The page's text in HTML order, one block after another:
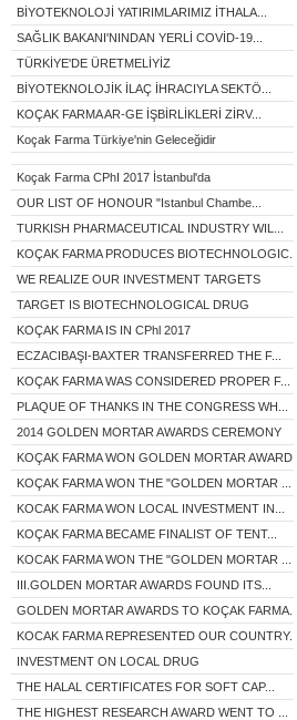
BİYOTEKNOLOJİ YATIRIMLARIMIZ İTHALA...
SAĞLIK BAKANI'NINDAN YERLİ COVİD-19...
TÜRKİYE'DE ÜRETMELİYİZ
BİYOTEKNOLOJİK İLAÇ İHRACIYLA SEKTÖ...
KOÇAK FARMA AR-GE İŞBİRLİKLERİ ZİRV...
Koçak Farma Türkiye'nin Geleceğidir
Koçak Farma CPhI 2017 İstanbul'da
OUR LIST OF HONOUR "Istanbul Chambe...
TURKISH PHARMACEUTICAL INDUSTRY WIL...
KOÇAK FARMA PRODUCES BIOTECHNOLOGIC...
WE REALIZE OUR INVESTMENT TARGETS
TARGET IS BIOTECHNOLOGICAL DRUG
KOÇAK FARMA IS IN CPhl 2017
ECZACIBAŞI-BAXTER TRANSFERRED THE F...
KOÇAK FARMA WAS CONSIDERED PROPER F...
PLAQUE OF THANKS IN THE CONGRESS WH...
2014 GOLDEN MORTAR AWARDS CEREMONY
KOÇAK FARMA WON GOLDEN MORTAR AWARD...
KOÇAK FARMA WON THE "GOLDEN MORTAR ...
KOCAK FARMA WON LOCAL INVESTMENT IN...
KOÇAK FARMA BECAME FINALIST OF TENT...
KOCAK FARMA WON THE "GOLDEN MORTAR ...
III.GOLDEN MORTAR AWARDS FOUND ITS...
GOLDEN MORTAR AWARDS TO KOÇAK FARMA...
KOCAK FARMA REPRESENTED OUR COUNTRY...
INVESTMENT ON LOCAL DRUG
THE HALAL CERTIFICATES FOR SOFT CAP...
THE HIGHEST RESEARCH AWARD WENT TO ...